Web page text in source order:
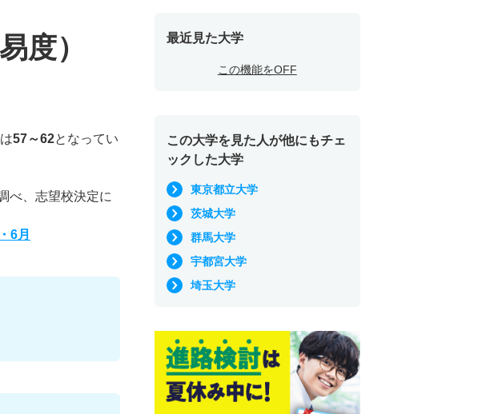
度）
57～62となってい
べ、志望校決定に
6月
最近見た大学
この機能をOFF
この大学を見た人が他にもチェ
ックした大学
東京都立大学
茨城大学
群馬大学
宇都宮大学
埼玉大学